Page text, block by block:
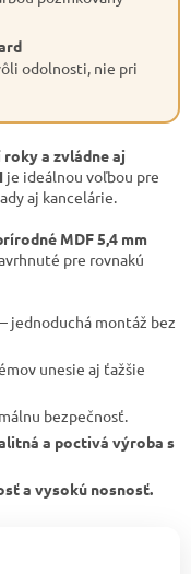
odolnosti, nie pri
a zvládne aj
je ideálnou voľbou pre
aj kancelárie.
MDF 5,4 mm
pre rovnakú
– jednoduchá montáž bez
unesie aj ťažšie
bezpečnosť.
a poctivá výroba s
a vysokú nosnosť.